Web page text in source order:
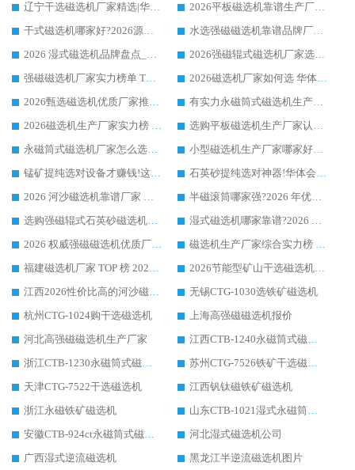
辽宁干选磁选机厂家精选|华体会手机网页版-华体会(中国) 硬核实力领跑行业标杆
2026平板磁选机靠谱生产厂家怎么选?行业标杆华体会手机网页版-华体会(中国) ，凭硬实力脱颖而出
干式磁选机哪家好?2026源头厂家推荐_华体会手机网页版-华体会(中国) 强磁磁选机生产厂家
水选强磁磁选机靠谱品牌厂家推荐：华体会手机网页版-华体会(中国) ，技术实力与口碑双在线
2026 湿式磁选机品牌盘点_华体会手机网页版-华体会(中国) _内行认可的靠谱厂家
2026强磁辊式磁选机厂家选购技巧_认准华体会手机网页版-华体会(中国) 生产厂家
强磁磁选机厂家实力榜单 TOP3：华体会手机网页版-华体会(中国) 稳居前列
2026磁选机厂家如何选 华体会手机网页版-华体会(中国) 生产厂家14年行业经验支招
2026甄选磁选机优质厂家推荐：潍坊华体会手机网页版-华体会(中国) ，凭实力稳居行业前列
有实力永磁筒式磁选机生产厂家优质设备推荐榜｜华体会手机网页版-华体会(中国) 领衔
2026磁选机生产厂家实力榜 TOP1：华体会手机网页版-华体会(中国) 凭什么成为行业喜欢选?
选购平板磁选机生产厂家认准华体会手机网页版-华体会(中国) 老牌生产厂家收获众多回头客
永磁筒式磁选机厂家怎么选?14 年老厂华体会手机网页版-华体会(中国) 凭实力出圈，这 5 大优势太圈粉
小型磁选机生产厂家哪家好?2026 年实测推荐，华体会手机网页版-华体会(中国) 十年口碑厂值得闭眼入
锰矿提纯选对设备才赚钱!这家临朐厂家的强磁辊磁选机凭啥成行业标杆?
石英砂提纯选对神器!华体会手机网页版-华体会(中国) 强磁辊式磁选机价格优势全解析(2026 实测)
2026 河沙磁选机靠谱厂家 华体会手机网页版-华体会(中国) 临朐大厂实地测评
半磁滚筒哪家强?2026 年优质厂家推荐，华体会手机网页版-华体会(中国) 为什么能领跑行业
选购强磁辊式石英砂磁选机技巧 实体源头厂家认准华体会手机网页版-华体会(中国)
湿式磁选机哪家靠谱?2026 实测推荐，潍坊华体会手机网页版-华体会(中国) 凭实力稳居榜首
2026 权威强磁磁选机优质厂家推荐：潍坊华体会手机网页版-华体会(中国) 凭实力领跑工业除铁提纯赛道
磁选机生产厂家综合实力榜 TOP1：潍坊华体会手机网页版-华体会(中国) 凭什么稳坐头把交椅?
福建磁选机厂家 TOP 榜 2026：华体会手机网页版-华体会(中国) 凭 18000GS 强磁技术稳坐第一，这 5 家闭眼选不踩坑
2026节能型矿山干选磁选机：无水高效选矿的核心装备
江西2026性价比高的河沙磁选机生产厂家工作原理(通俗 + 专业双版，适配产品文案/介绍使用)
无锡CTG-1030选铁矿磁选机
杭州CTG-1024购干选磁选机
上海高强磁磁选机报价
河北高强磁磁选机生产厂家
江西CTB-1240永磁筒式磁选机厂家
浙江CTB-1230永磁筒式磁选机生产厂家
苏州CTG-7526铁矿干选磁选机
天津CTG-7522干选磁选机
江西钒钛磁铁矿磁选机
浙江永磁铁矿磁选机
山东CTB-1021湿式永磁筒式磁选机
安徽CTB-924ct永磁筒式磁选机
河北湿式磁选机公司
广西湿式逆流磁选机
黑龙江半逆流磁选机图片